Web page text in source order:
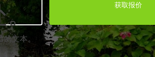
获取报价
。
文本。
。
文本。